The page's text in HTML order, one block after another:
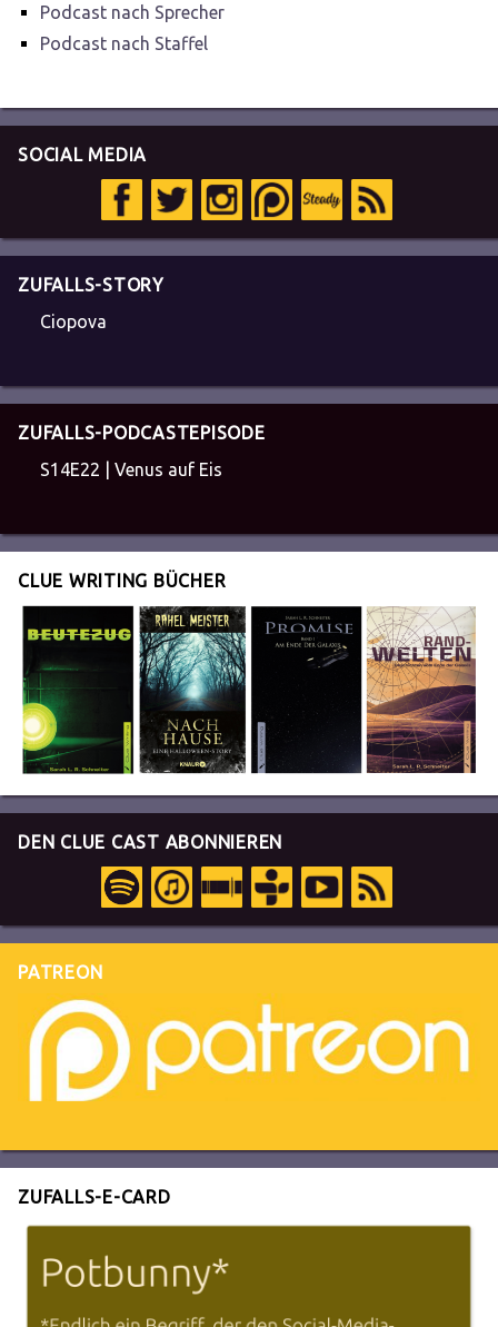
Podcast nach Sprecher
Podcast nach Staffel
SOCIAL MEDIA
ZUFALLS-STORY
Ciopova
ZUFALLS-PODCASTEPISODE
S14E22 | Venus auf Eis
CLUE WRITING BÜCHER
DEN CLUE CAST ABONNIEREN
PATREON
ZUFALLS-E-CARD